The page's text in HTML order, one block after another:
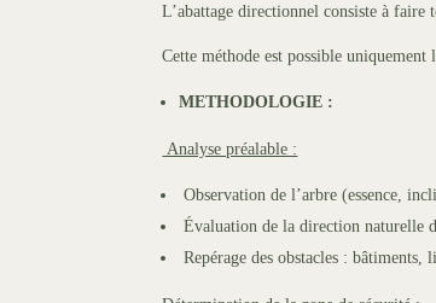
L’abattage directionnel consiste à faire
Cette méthode est possible uniquement
METHODOLOGIE :
Analyse préalable :
Observation de l’arbre (essence,
Évaluation de la direction naturelle
Repérage des obstacles : bâtiments,